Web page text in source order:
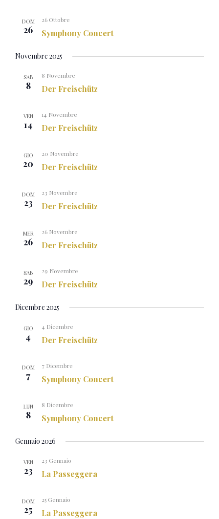
DOM
26 Symphony Concert
26 Ottobre
Novembre 2025
SAB
8 Der Freischütz
8 Novembre
VEN
14 Der Freischütz
14 Novembre
GIO
20 Der Freischütz
20 Novembre
DOM
23 Der Freischütz
23 Novembre
MER
26 Der Freischütz
26 Novembre
SAB
29 Der Freischütz
29 Novembre
Dicembre 2025
GIO
4 Der Freischütz
4 Dicembre
DOM
7 Symphony Concert
7 Dicembre
LUN
8 Symphony Concert
8 Dicembre
Gennaio 2026
VEN
23 La Passeggera
23 Gennaio
DOM
25 La Passeggera
25 Gennaio